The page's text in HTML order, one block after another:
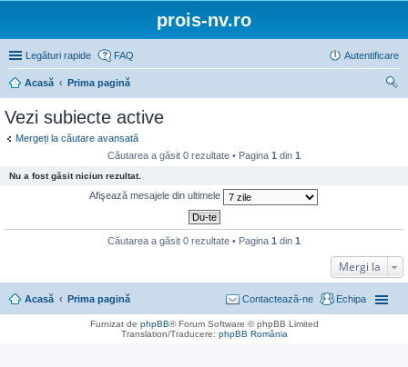
prois-nv.ro
Legături rapide FAQ Autentificare
Acasă
Prima pagină
Vezi subiecte active
Mergeți la căutare avansată
Căutarea a găsit 0 rezultate • Pagina 1 din 1
Nu a fost găsit niciun rezultat.
Afişează mesajele din ultimele
Căutarea a găsit 0 rezultate • Pagina 1 din 1
Mergi la
Acasă Prima pagină Echipa
Contactează-ne
Furnizat de phpBB® Forum Software © phpBB Limited
Translation/Traducere: phpBB România